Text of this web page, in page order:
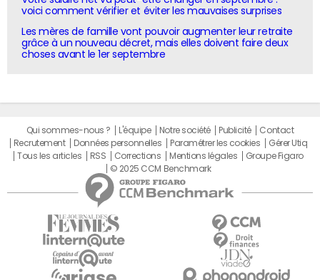
voici comment vérifier et éviter les mauvaises surprises
Les mères de famille vont pouvoir augmenter leur retraite
grâce à un nouveau décret, mais elles doivent faire deux
choses avant le 1er septembre
Qui sommes-nous ? L'équipe Notre société Publicité
Contact
Recrutement
Données personnelles Paramétrer les cookies
Gérer Utiq
Tous les articles
RSS Corrections Mentions légales
Groupe Figaro
© 2025 CCM Benchmark